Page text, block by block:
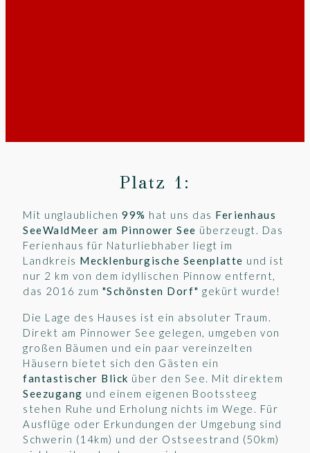
Platz 1:
Mit unglaublichen 99% hat uns das Ferienhaus
SeeWaldMeer am Pinnower See überzeugt. Das
Ferienhaus für Naturliebhaber liegt im
Landkreis Mecklenburgische Seenplatte und ist
nur 2 km von dem idyllischen Pinnow entfernt,
das 2016 zum "Schönsten Dorf" gekürt wurde!
Die Lage des Hauses ist ein absoluter Traum.
Direkt am Pinnower See gelegen, umgeben von
großen Bäumen und ein paar vereinzelten
Häusern bietet sich den Gästen ein
fantastischer Blick über den See. Mit direktem
Seezugang und einem eigenen Bootssteeg
stehen Ruhe und Erholung nichts im Wege. Für
Ausflüge oder Erkundungen der Umgebung sind
Schwerin (14km) und der Ostseestrand (50km)